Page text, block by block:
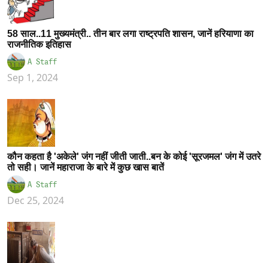
58 साल..11 मुख्यमंत्री.. तीन बार लगा राष्ट्रपति शासन, जानें हरियाणा का
राजनीतिक इतिहास
A Staff
Sep 1, 2024
कौन कहता है 'अकेले' जंग नहीं जीती जाती..बन के कोई 'सूरजमल' जंग में उतरे
तो सही। जानें महाराजा के बारे में कुछ खास बातें
A Staff
Dec 25, 2024